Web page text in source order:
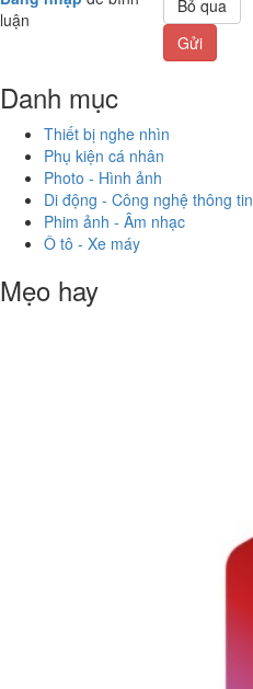
luận
Bỏ qua
Gửi
Danh mục
Thiết bị nghe nhìn
Phụ kiện cá nhân
Photo - Hình ảnh
Di động - Công nghệ thông tin
Phim ảnh - Âm nhạc
Ô tô - Xe máy
Mẹo hay